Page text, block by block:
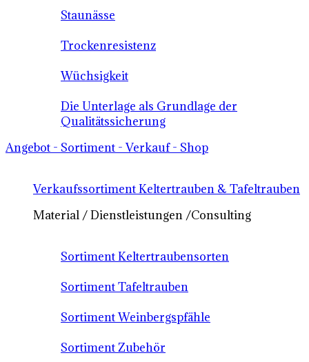
Staunässe
Trockenresistenz
Wüchsigkeit
Die Unterlage als Grundlage der
Qualitätssicherung
Angebot - Sortiment - Verkauf - Shop
Verkaufssortiment Keltertrauben & Tafeltrauben
Material / Dienstleistungen /Consulting
Sortiment Keltertraubensorten
Sortiment Tafeltrauben
Sortiment Weinbergspfähle
Sortiment Zubehör